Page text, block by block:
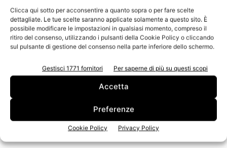
Clicca qui sotto per acconsentire a quanto sopra o per fare scelte
dettagliate. Le tue scelte saranno applicate solamente a questo sito. È
possibile modificare le impostazioni in qualsiasi momento, compreso il
ritiro del consenso, utilizzando i pulsanti della Cookie Policy o cliccando
sul pulsante di gestione del consenso nella parte inferiore dello schermo.
Gestisci 1771 fornitori Per saperne di più su questi scopi
Accetta
Preferenze
Cookie Policy Privacy Policy
Edicola Web